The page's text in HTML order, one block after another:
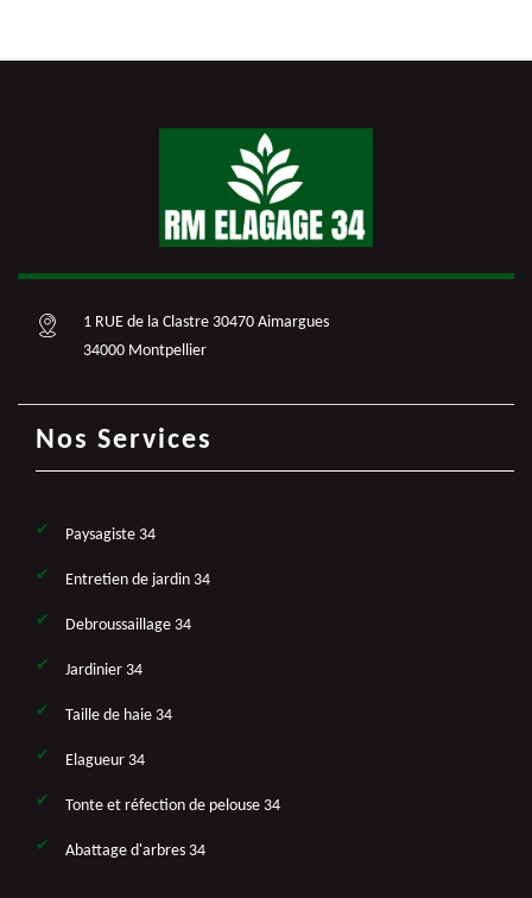
1 RUE de la Clastre 30470 Aimargues
34000 Montpellier
Nos Services
Paysagiste 34
Entretien de jardin 34
Debroussaillage 34
Jardinier 34
Taille de haie 34
Elagueur 34
Tonte et réfection de pelouse 34
Abattage d'arbres 34